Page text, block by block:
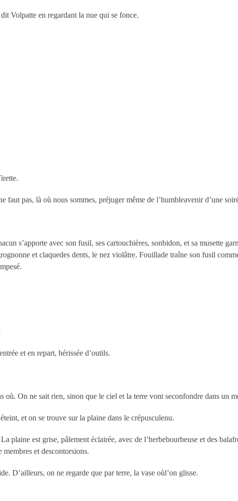
Volpatte en regardant la nue qui se fonce.
faut pas, là où nous sommes, préjuger même de l’humbleavenir d’une
s’apporte avec son fusil, ses cartouchières, sonbidon, et sa musette
et claquedes dents, le nez violâtre. Fouillade traîne son fusil
et en repart, hérissée d’outils.
où. On ne sait rien, sinon que le ciel et la terre vont seconfondre dans un
et on se trouve sur la plaine dans le crépusculenu.
plaine est grise, pâlement éclairée, avec de l’herbebourbeuse et des
membres et descontorsions.
D’ailleurs, on ne regarde que par terre, la vase oùl’on glisse.